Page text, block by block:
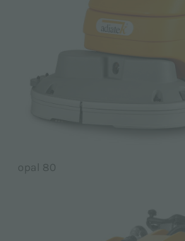
opal 80